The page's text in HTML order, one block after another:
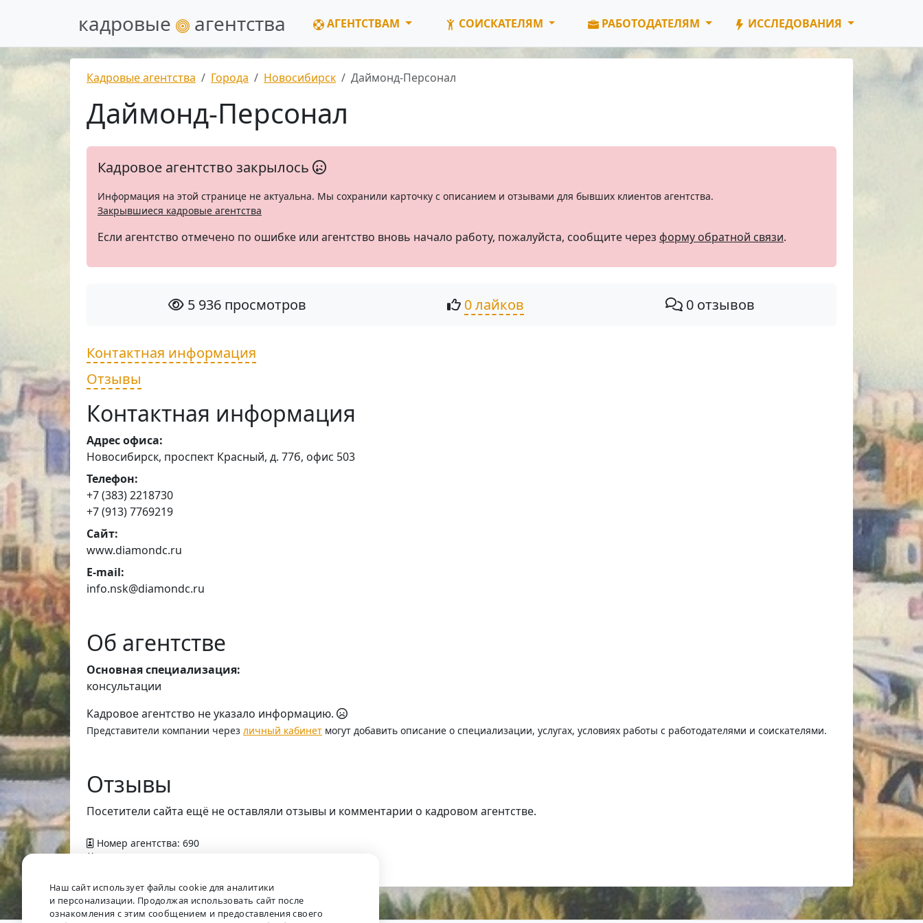
кадровые агентства АГЕНТСТВАМ СОИСКАТЕЛЯМ РАБОТОДАТЕЛЯМ ИССЛЕДОВАНИЯ
Кадровые агентства Города Новосибирск Даймонд-Персонал
Даймонд-Персонал
Кадровое агентство закрылось
Информация на этой странице не актуальна. Мы сохранили карточку с описанием и отзывами для бывших клиентов агентства.
Закрывшиеся кадровые агентства
Если агентство отмечено по ошибке или агентство вновь начало работу, пожалуйста, сообщите через форму обратной связи.
5 936 просмотров 0 лайков 0 отзывов
Контактная информация
Отзывы
Контактная информация
Адрес офиса:
Новосибирск, проспект Красный, д. 77б, офис 503
Телефон:
+7 (383) 2218730
+7 (913) 7769219
Сайт:
www.diamondc.ru
E-mail:
info.nsk@diamondc.ru
Об агентстве
Основная специализация:
консультации
Кадровое агентство не указало информацию.
Представители компании через личный кабинет могут добавить описание о специализации, услугах, условиях работы с работодателями и соискателями.
Отзывы
Посетители сайта ещё не оставляли отзывы и комментарии о кадровом агентстве.
Номер агентства: 690
Наш сайт использует файлы cookie для аналитики
и персонализации. Продолжая использовать сайт после
ознакомления с этим сообщением и предоставления своего